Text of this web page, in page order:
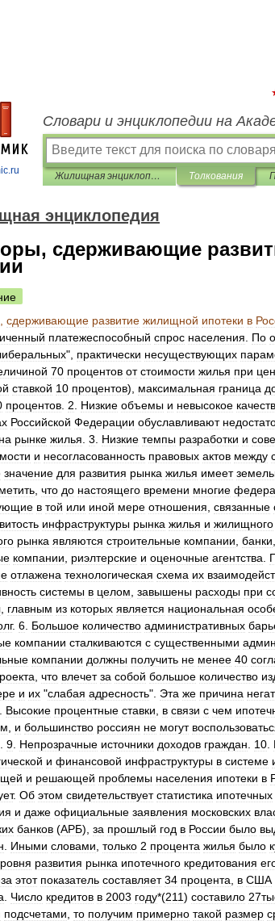
Словари и энциклопедии на
Жилищная энциклопедия Толкования
энциклопедия
сдерживающие
сдерживающие развитие жилищной ипотеки в
платежеспособный спрос населения По
", практически несуществующих
70 процентов от стоимости жилья при
ставкой 10 процентов), максимальная граница
процентов 2 Низкие объемы и невысокое
Российской Федерации обуславливают
на рынке жилья 3 Низкие темпы разработки и
и несогласованность правовых актов между
значение для развития рынка жилья имеет
что до настоящего времени многие
в той или иной мере отношения связанные
инфраструктуры рынка жилья и жилищного
рынка являются строительные компании банки
компании риэлтерские и оценочные агентства
отлажена технологическая схема их
системы в целом завышены расходы при
главным из которых является национальная
. 6 Большое количество административных
компании сталкиваются с существенными
компании должны получить не менее 40
что влечет за собой большое количество
и их "слабая адресность". Эта же причина
Высокие процентные ставки в связи с чем
и большинство россиян не могут
9 Непрозрачные источники доходов граждан 10
и финансовой инфраструктуры в системе
и решающей проблемы населения ипотеки в
. Об этом свидетельствует статистика ипотечных
и даже официальные заявления московских
банков (АРБ), за прошлый год в России было
Иными словами только 2 процента жилья было
развития рынка ипотечного кредитования
этот показатель составляет 34 процента в США
Число кредитов в 2003 году*(211) составило
подсчетами то получим примерно такой размер